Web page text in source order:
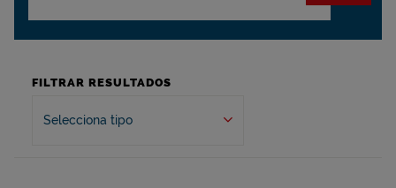
FILTRAR RESULTADOS
Selecciona tipo